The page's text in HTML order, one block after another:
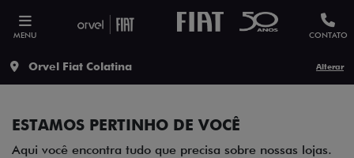
MENU CONTATO
Orvel Fiat Colatina Alterar
ESTAMOS PERTINHO DE VOCÊ
Aqui você encontra tudo que precisa sobre nossas lojas.